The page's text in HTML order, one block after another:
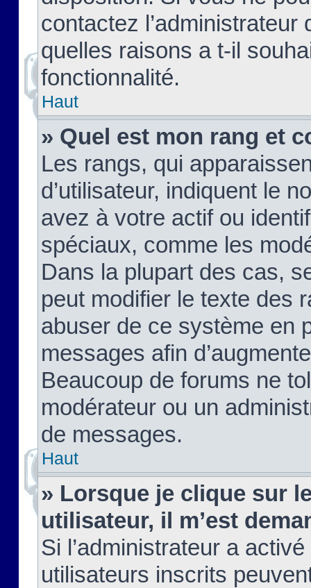
contactez
quelles raisons a t-il
fonctionnalité.
Haut
» Quel est mon rang et
Les rangs, qui
d’utilisateur, indiquent le
avez à votre actif ou
spéciaux, comme les
Dans la plupart des cas,
peut modifier le texte des
abuser de ce système en
messages afin
Beaucoup de forums ne
modérateur ou un
de messages.
Haut
» Lorsque je clique sur
utilisateur, il m’est
Si l’administrateur a
utilisateurs inscrits